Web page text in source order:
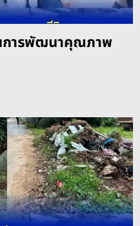
ารพัฒนาคุณภาพ